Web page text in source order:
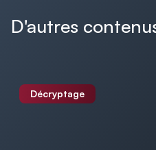
D'autres
Décryptage